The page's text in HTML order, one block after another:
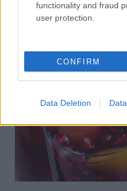
functionality and fraud
user protection.
CONFIRM
Data Deletion
fogás, a Boueuf